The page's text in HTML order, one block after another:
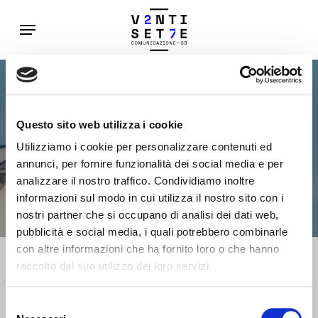
Questo sito web utilizza i cookie
Utilizziamo i cookie per personalizzare contenuti ed
annunci, per fornire funzionalità dei social media e per
analizzare il nostro traffico. Condividiamo inoltre
informazioni sul modo in cui utilizza il nostro sito con i
nostri partner che si occupano di analisi dei dati web,
pubblicità e social media, i quali potrebbero combinarle
con altre informazioni che ha fornito loro o che hanno
raccolto dal suo utilizzo dei loro servizi.
content
Menu
Sartoria